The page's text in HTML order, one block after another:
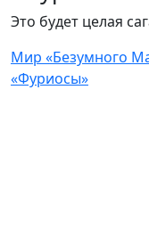
Это будет целая
Мир «Безумного
«Фуриосы»